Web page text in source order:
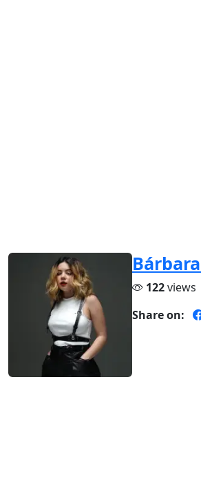
122views
Share on: